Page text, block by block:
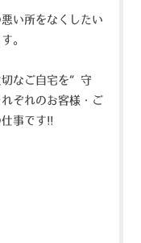
い所をなくしたい
。
なご自宅を“守
ぞれのお客様・ご
事です!!